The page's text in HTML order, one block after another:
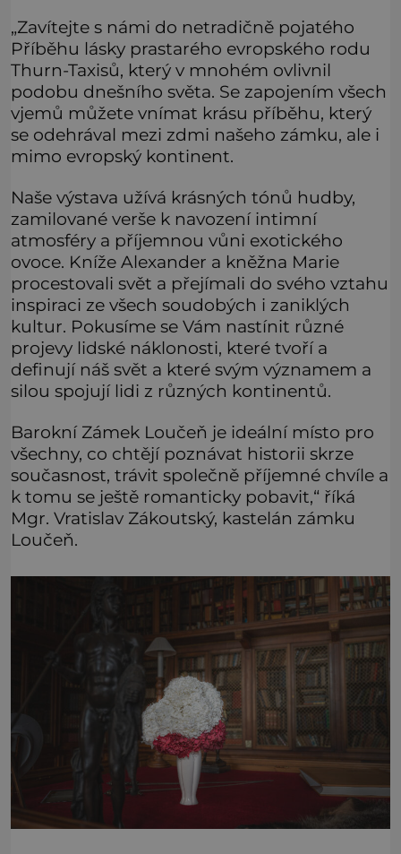
„Zavítejte s námi do netradičně pojatého
Příběhu lásky prastarého evropského rodu
Thurn-Taxisů, který v mnohém ovlivnil
podobu dnešního světa. Se zapojením všech
vjemů můžete vnímat krásu příběhu, který
se odehrával mezi zdmi našeho zámku, ale i
mimo evropský kontinent.
Naše výstava užívá krásných tónů hudby,
zamilované verše k navození intimní
atmosféry a příjemnou vůni exotického
ovoce. Kníže Alexander a kněžna Marie
procestovali svět a přejímali do svého vztahu
inspiraci ze všech soudobých i zaniklých
kultur. Pokusíme se Vám nastínit různé
projevy lidské náklonosti, které tvoří a
definují náš svět a které svým významem a
silou spojují lidi z různých kontinentů.
Barokní Zámek Loučeň je ideální místo pro
všechny, co chtějí poznávat historii skrze
současnost, trávit společně příjemné chvíle a
k tomu se ještě romanticky pobavit,“ říká
Mgr. Vratislav Zákoutský, kastelán zámku
Loučeň.